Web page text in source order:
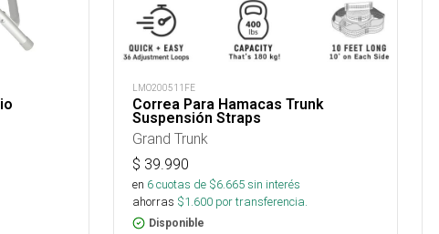
LMO200511FE
Correa Para Hamacas Trunk
Suspensión Straps
Grand Trunk
$ 39.990
en 6cuotas de $6.665sin interés
ahorras $1.600 por transferencia.
Disponible